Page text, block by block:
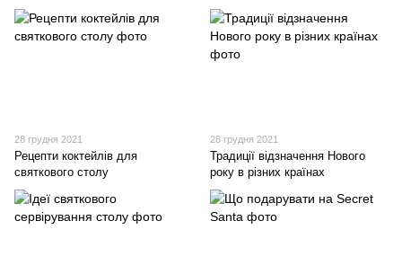
28 грудня 2021
Рецепти коктейлів для
святкового столу
28 грудня 2021
Традиції відзначення Нового
року в різних країнах